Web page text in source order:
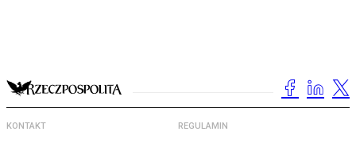
KONTAKT REGULAMIN